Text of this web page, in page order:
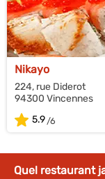
Nikayo
224, rue Diderot
94300 Vincennes
5.9
Quel restaurant